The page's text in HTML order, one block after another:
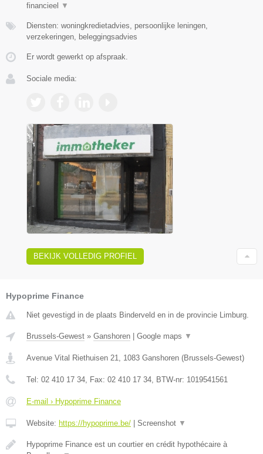
financieel
▼
Diensten: woningkredietadvies, persoonlijke leningen,
verzekeringen, beleggingsadvies
Er wordt gewerkt op afspraak.
Sociale media:
BEKIJK VOLLEDIG PROFIEL
Hypoprime Finance
Niet gevestigd in de plaats Binderveld en in de provincie Limburg.
Brussels-Gewest » Ganshoren Google maps ▼
Avenue Vital Riethuisen 21 1083 Ganshoren (Brussels-Gewest)
Tel: 02 410 17 34 , Fax: 02 410 17 34 , BTW-nr: 1019541561
E-mail › Hypoprime Finance
Website: https://hypoprime.be/ Screenshot ▼
Hypoprime Finance est un courtier en crédit hypothécaire à